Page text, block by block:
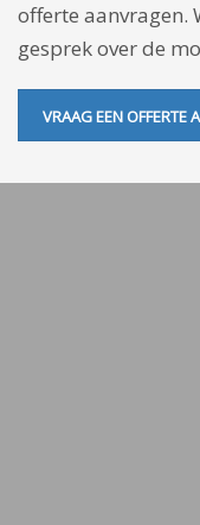
offerte aanvragen.
gesprek over de
VRAAG EEN OFFERTE